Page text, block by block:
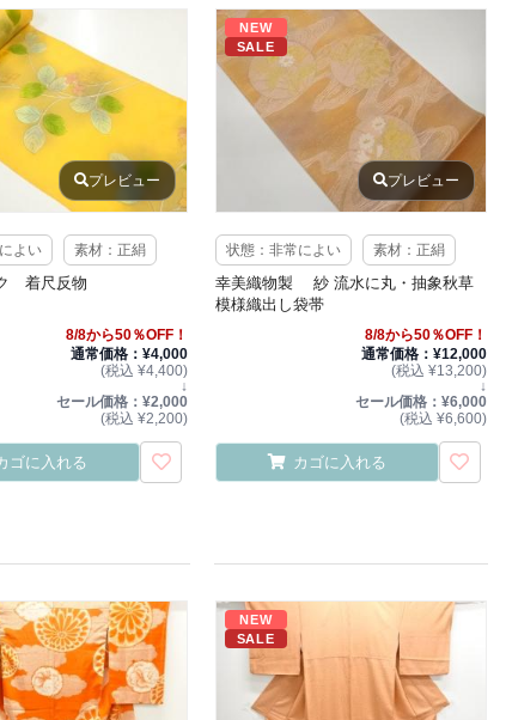
プレビュー
よい 素材：正絹
着尺反物
8/8から50％OFF！
通常価格：¥4,000
(税込 ¥4,400)
↓
セール価格：¥2,000
(税込 ¥2,200)
ゴに入れる
NEW
SALE
プレビュー
状態：非常によい 素材：正絹
幸美織物製 紗 流水に丸・抽象秋草
模様織出し袋帯
8/8から50％OFF！
通常価格：¥12,000
(税込 ¥13,200)
↓
セール価格：¥6,000
(税込 ¥6,600)
カゴに入れる
NEW
SALE